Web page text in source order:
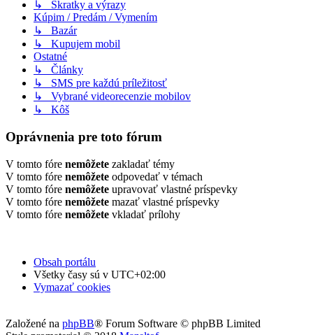
↳ Skratky a výrazy
Kúpim / Predám / Vymením
↳ Bazár
↳ Kupujem mobil
Ostatné
↳ Články
↳ SMS pre každú príležitosť
↳ Vybrané videorecenzie mobilov
↳ Kôš
Oprávnenia pre toto fórum
V tomto fóre nemôžete zakladať témy
V tomto fóre nemôžete odpovedať v témach
V tomto fóre nemôžete upravovať vlastné príspevky
V tomto fóre nemôžete mazať vlastné príspevky
V tomto fóre nemôžete vkladať prílohy
Obsah portálu
Všetky časy sú v UTC+02:00
Vymazať cookies
Založené na phpBB® Forum Software © phpBB Limited